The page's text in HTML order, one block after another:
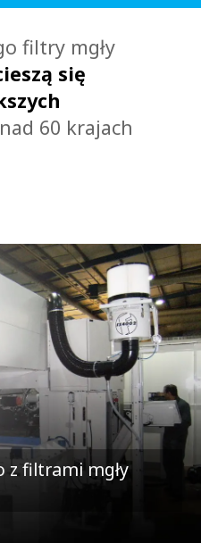
filtry mgły
się
60 krajach
z filtrami mgły